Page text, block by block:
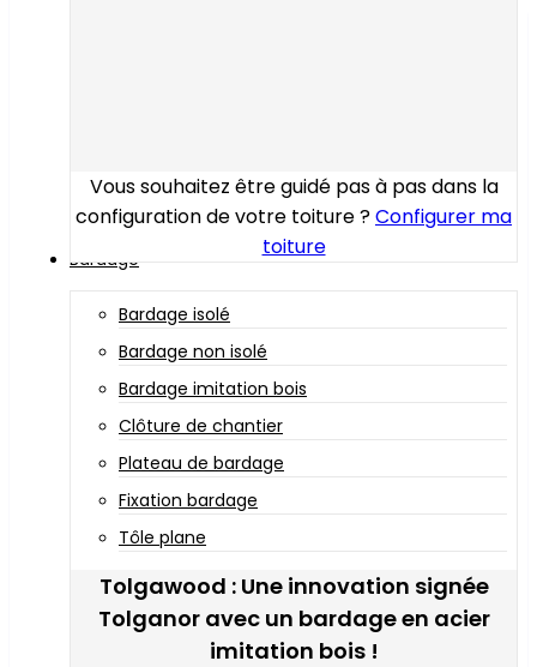
Vous souhaitez être guidé pas à pas dans la
configuration de votre toiture ?Configurer ma
toiture
Bardage
Bardage isolé
Bardage non isolé
Bardage imitation bois
Clôture de chantier
Plateau de bardage
Fixation bardage
Tôle plane
Tolgawood : Une innovation signée
Tolganor avec un bardage en acier
imitation bois !